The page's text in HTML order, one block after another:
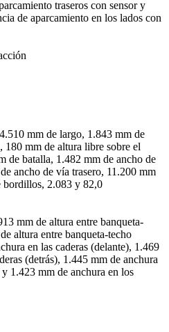
traseros con sensor y
de aparcamiento en los lados con
mm de largo, 1.843 mm de
180 mm de altura libre sobre el
de batalla, 1.482 mm de ancho de
ancho de vía trasero, 11.200 mm
bordillos, 2.083 y 82,0
mm de altura entre banqueta-
altura entre banqueta-techo
en las caderas (delante), 1.469
(detrás), 1.445 mm de anchura
1.423 mm de anchura en los